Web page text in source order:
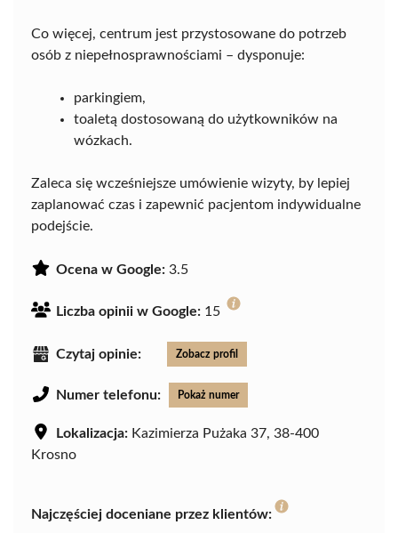
Co więcej, centrum jest przystosowane do potrzeb
osób z niepełnosprawnościami – dysponuje:
parkingiem,
toaletą dostosowaną do użytkowników na
wózkach.
Zaleca się wcześniejsze umówienie wizyty, by lepiej
zaplanować czas i zapewnić pacjentom indywidualne
podejście.
Ocena w Google: 3.5
Liczba opinii w Google: 15
Czytaj opinie: Zobacz profil
Numer telefonu: Pokaż numer
Lokalizacja: Kazimierza Pużaka 37, 38-400
Krosno
Najczęściej doceniane przez klientów: